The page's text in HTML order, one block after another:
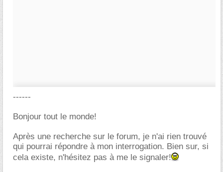
------
Bonjour tout le monde!
Après une recherche sur le forum, je n'ai rien trouvé
qui pourrai répondre à mon interrogation. Bien sur, si
cela existe, n'hésitez pas à me le signaler!